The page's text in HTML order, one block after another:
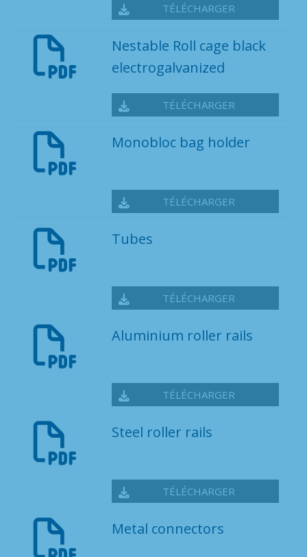
TÉLÉCHARGER
Nestable Roll cage black
electrogalvanized
TÉLÉCHARGER
Monobloc bag holder
TÉLÉCHARGER
Tubes
TÉLÉCHARGER
Aluminium roller rails
TÉLÉCHARGER
Steel roller rails
TÉLÉCHARGER
Metal connectors